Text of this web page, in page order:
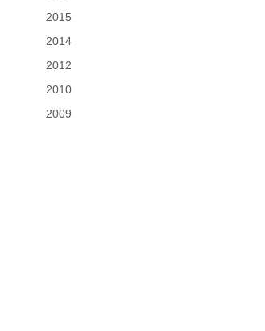
2015
2014
2012
2010
2009